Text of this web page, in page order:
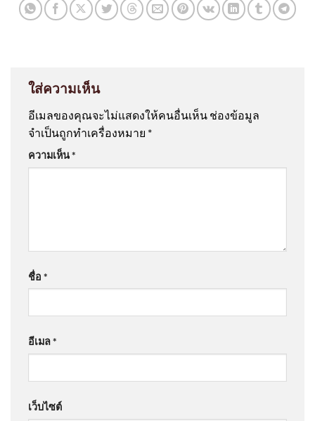
ใส่ความเห็น
อีเมลของคุณจะไม่แสดงให้คนอื่นเห็น ช่องข้อมูล
จำเป็นถูกทำเครื่องหมาย *
ความเห็น*
ชื่อ *
อีเมล*
เว็บไซต์